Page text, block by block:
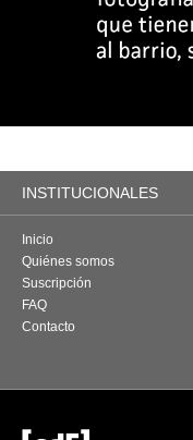
INSTITUCIONALES
Inicio
Quiénes somos
Suscripción
FAQ
Contacto